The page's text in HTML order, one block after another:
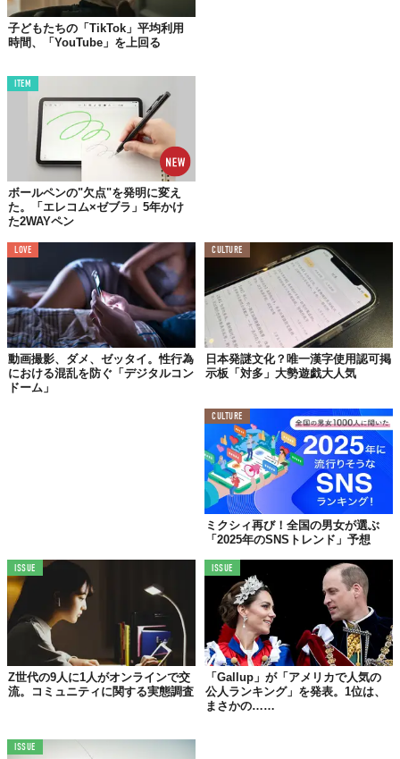
供プラットフォームであることが明らかに。
ショート動画アプリTikTokは、特にZ世代の間でGoogleの検索エ
全体の12％にとどまったものの、アプリ利用者の半数以上が、X
にニュース源としての価値を見出しているという調査結果も。
一方、各SNSのシェア率をみると、2020年から2023年で
Facebookは54％から43％に減少し、YouTubeは32％で停滞、
Instagramは28％から34％に成長している。最も高い伸び率とな
ったのはTikTokで、22％から43％に倍増している。
NextDoorやTwitch、LinkedInなどのプラットフォームも、ニュー
スチェックに利用する人々が増加しており、今後数年でどのよう
に変化するかが注目される。
これらのトレンドが、メディア業界にどのような影響を与え、情
報の信頼性や配信速度などに対するユーザーの期待がどのように
変わるか、さらなる研究が必要だ。
参照元:Digital Information World
TABI LABO
この世界は、もっと広いはずだ。
子どもたちの「TikTok」平均利用
時間、「YouTube」を上回る
ITEM
ボールペンの"欠点"を発明に変え
た。「エレコム×ゼブラ」5年かけ
た2WAYペン
LOVE
動画撮影、ダメ、ゼッタイ。性行為
における混乱を防ぐ「デジタルコン
ドーム」
CULTURE
日本発謎文化？唯一漢字使用認可掲
示板「対多」大勢遊戯大人気
CULTURE
ミクシィ再び！全国の男女が選ぶ
「2025年のSNSトレンド」予想
ISSUE
Z世代の9人に1人がオンラインで交
流。コミュニティに関する実態調査
ISSUE
「Gallup」が「アメリカで人気の
公人ランキング」を発表。1位は、
まさかの……
ISSUE